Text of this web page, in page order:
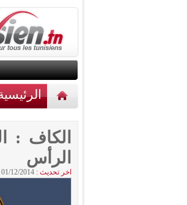
الكاف :
الرأس
اخر تحديث : 01/12/2014